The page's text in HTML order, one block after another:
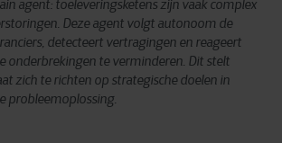
agent: toeleveringsketens zijn vaak complex
Deze agent volgt autonoom de
detecteert vertragingen en reageert
onderbrekingen te verminderen. Dit stelt
zich te richten op strategische doelen in
probleemoplossing.